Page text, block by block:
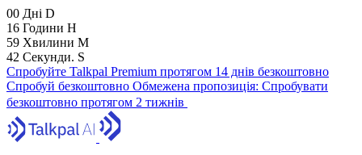
00 Дні D
16 Години H
59 Хвилини M
41 Секунди. S
Спробуйте Talkpal Premium протягом 14 днів безкоштовно
Спробуй безкоштовно Обмежена пропозиція: Спробувати
безкоштовно протягом 2 тижнів